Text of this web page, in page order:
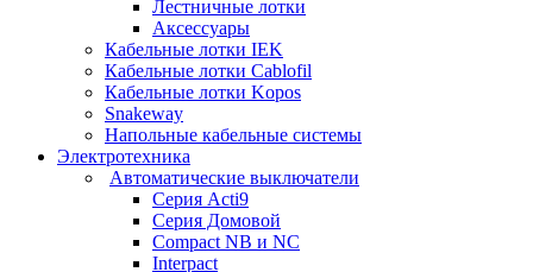
Лестничные лотки
Аксессуары
Кабельные лотки IEK
Кабельные лотки Cablofil
Кабельные лотки Kopos
Snakeway
Напольные кабельные системы
Электротехника
Автоматические выключатели
Серия Acti9
Серия Домовой
Compact NB и NC
Interpact